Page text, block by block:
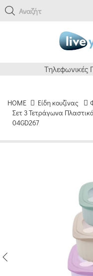
Αναζήτηση
Τηλεφωνικές
HOME Είδη κουζίνας
Σετ 3 Τετράγωνα
04GD267